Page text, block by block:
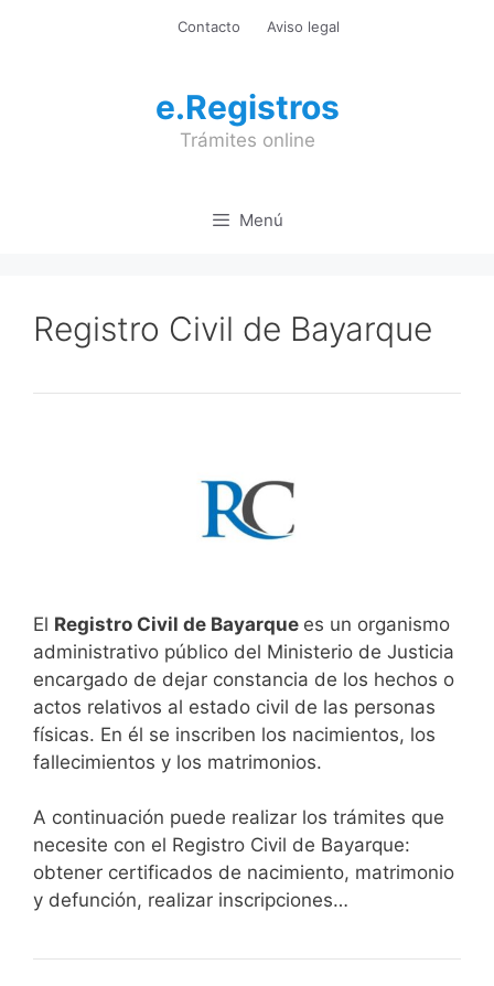
Contacto Aviso legal
e.Registros
Trámites online
Menú
Registro Civil de Bayarque
El Registro Civil de Bayarque es un organismo
administrativo público del Ministerio de Justicia
encargado de dejar constancia de los hechos o
actos relativos al estado civil de las personas
físicas. En él se inscriben los nacimientos, los
fallecimientos y los matrimonios.
A continuación puede realizar los trámites que
necesite con el Registro Civil de Bayarque:
obtener certificados de nacimiento, matrimonio
y defunción, realizar inscripciones…